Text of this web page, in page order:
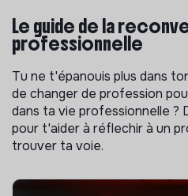
Le guide de la
professionnelle
Tu ne t'épanouis plus dans
de changer de profession
dans ta vie professionnelle ?
pour t'aider à réflechir à un
trouver ta voie.